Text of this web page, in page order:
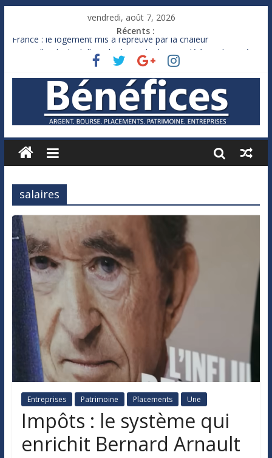
vendredi, août 7, 2026
Récents :
France : le logement mis à l’épreuve par la chaleur
Des milliards de dollars de droits de douane déjà remboursés
Royaume-Uni : Andy Burnham recule sur l’impôt
Xavier Niel, le milliardaire qui ne touche presque rien
Ruée des fortunes russes vers l’étranger
salaires
Entreprises Patrimoine Placements Une
Impôts : le système qui
enrichit Bernard Arnault